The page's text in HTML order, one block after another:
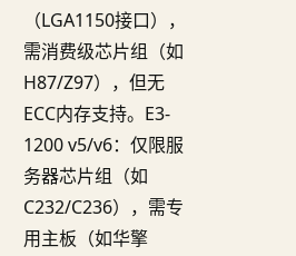
（LGA1150接口），
需消费级芯片组（如
H87/Z97），但无
ECC内存支持。E3-
1200 v5/v6：仅限服
务器芯片组（如
C232/C236），需专
用主板（如华擎